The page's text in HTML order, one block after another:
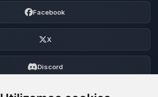
Facebook
X
Discord
Foro